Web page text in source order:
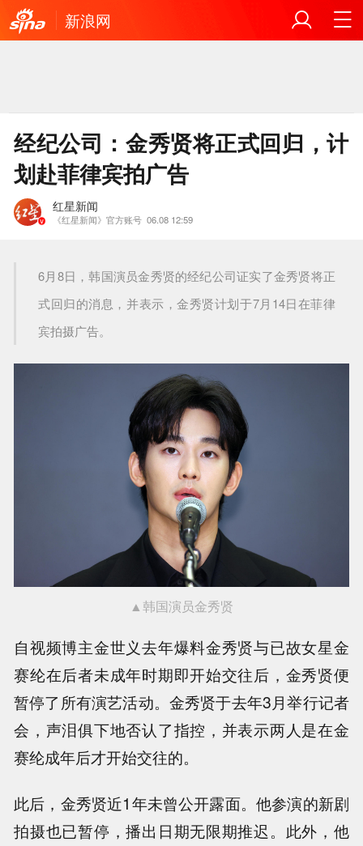
新浪网
经纪公司：金秀贤将正式回归，计
划赴菲律宾拍广告
红星新闻
《红星新闻》官方账号 06.08 12:59
6月8日，韩国演员金秀贤的经纪公司证实了金秀贤将正
式回归的消息，并表示，金秀贤计划于7月14日在菲律
宾拍摄广告。
▲韩国演员金秀贤
自视频博主金世义去年爆料金秀贤与已故女星金
赛纶在后者未成年时期即开始交往后，金秀贤便
暂停了所有演艺活动。金秀贤于去年3月举行记者
会，声泪俱下地否认了指控，并表示两人是在金
赛纶成年后才开始交往的。
此后，金秀贤近1年未曾公开露面。他参演的新剧
拍摄也已暂停，播出日期无限期推迟。此外，他